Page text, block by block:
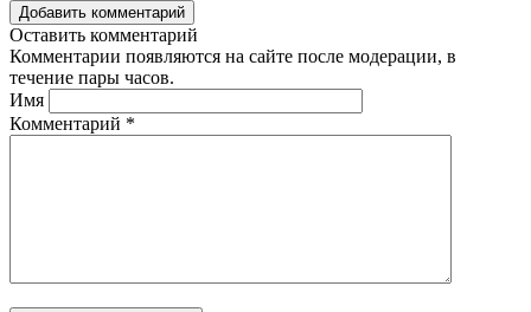
Добавить комментарий
Оставить комментарий
Комментарии появляются на сайте после модерации, в
течение пары часов.
Имя
Комментарий *